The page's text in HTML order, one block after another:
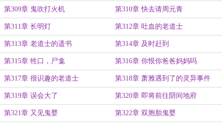
第309章 鬼吹打火机 第310章 快去请周元青
第311章 长明灯 第312章 吐血的老道士
第313章 老道士的遗书 第314章 及时赶到
第315章 牲口，尸龛 第316章 你恨你爸爸妈妈吗
第317章 很识趣的老道士 第318章 萧雅遇到了的灵异事件
第319章 误会大了 第320章 即将前往阴间地府
第321章 又见鬼婴 第322章 双胞胎鬼婴